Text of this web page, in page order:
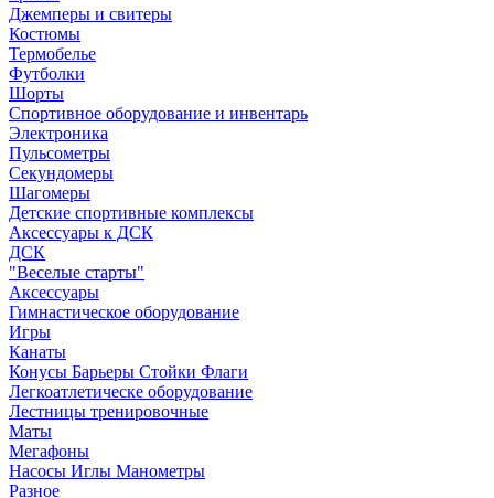
Джемперы и свитеры
Костюмы
Термобелье
Футболки
Шорты
Спортивное оборудование и инвентарь
Электроника
Пульсометры
Секундомеры
Шагомеры
Детские спортивные комплексы
Аксессуары к ДСК
ДСК
"Веселые старты"
Аксессуары
Гимнастическое оборудование
Игры
Канаты
Конусы Барьеры Стойки Флаги
Легкоатлетическе оборудование
Лестницы тренировочные
Маты
Мегафоны
Насосы Иглы Манометры
Разное